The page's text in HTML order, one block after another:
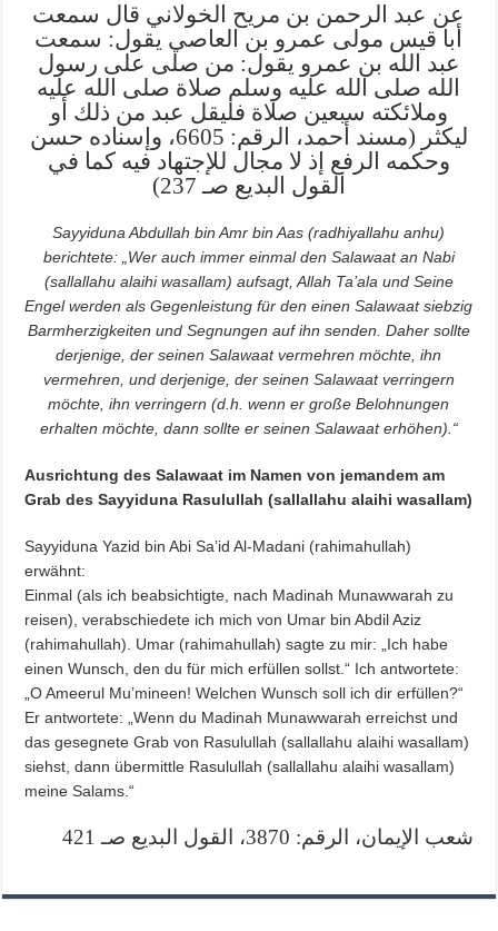
عن عبد الرحمن بن مريح الخولاني قال سمعت
أبا قيس مولى عمرو بن العاصي يقول: سمعت
عبد الله بن عمرو يقول: من صلى على رسول
الله صلى الله عليه وسلم صلاة صلى الله عليه
وملائكته سبعين صلاة فليقل عبد من ذلك أو
ليكثر (مسند أحمد، الرقم: 6605، وإسناده حسن
وحكمه الرفع إذ لا مجال للإجتهاد فيه كما في
القول البديع صـ 237)
Sayyiduna Abdullah bin Amr bin Aas (radhiyallahu anhu)
berichtete: „Wer auch immer einmal den Salawaat an Nabi
(sallallahu alaihi wasallam) aufsagt, Allah Ta’ala und Seine
Engel werden als Gegenleistung für den einen Salawaat siebzig
Barmherzigkeiten und Segnungen auf ihn senden. Daher sollte
derjenige, der seinen Salawaat vermehren möchte, ihn
vermehren, und derjenige, der seinen Salawaat verringern
möchte, ihn verringern (d.h. wenn er große Belohnungen
erhalten möchte, dann sollte er seinen Salawaat erhöhen).“
Ausrichtung des Salawaat im Namen von jemandem am
Grab des Sayyiduna Rasulullah (sallallahu alaihi wasallam)
Sayyiduna Yazid bin Abi Sa’id Al-Madani (rahimahullah)
erwähnt:
Einmal (als ich beabsichtigte, nach Madinah Munawwarah zu
reisen), verabschiedete ich mich von Umar bin Abdil Aziz
(rahimahullah). Umar (rahimahullah) sagte zu mir: „Ich habe
einen Wunsch, den du für mich erfüllen sollst.“ Ich antwortete:
„O Ameerul Mu’mineen! Welchen Wunsch soll ich dir erfüllen?“
Er antwortete: „Wenn du Madinah Munawwarah erreichst und
das gesegnete Grab von Rasulullah (sallallahu alaihi wasallam)
siehst, dann übermittle Rasulullah (sallallahu alaihi wasallam)
meine Salams.“
شعب الإيمان، الرقم: 3870، القول البديع صـ 421